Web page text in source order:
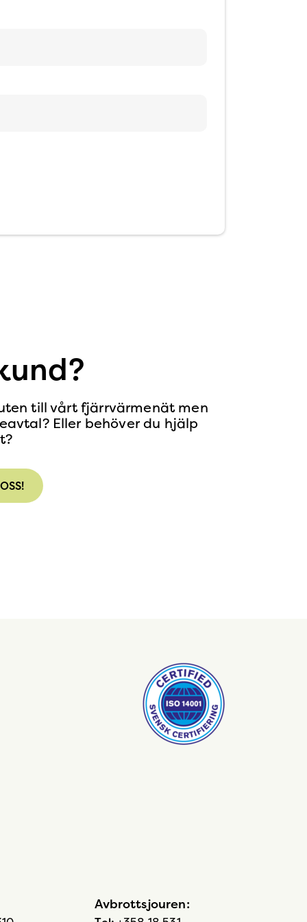
till vårt fjärrvärmenät men
Eller behöver du hjälp
Avbrottsjouren: